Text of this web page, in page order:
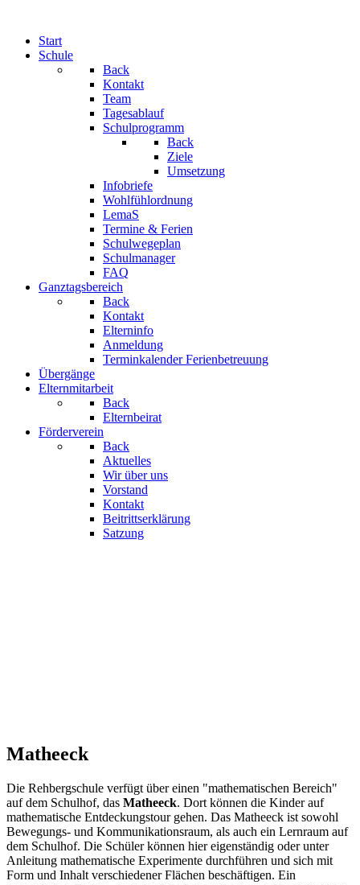
Start
Schule
Back
Kontakt
Team
Tagesablauf
Schulprogramm
Back
Ziele
Umsetzung
Infobriefe
Wohlfühlordnung
LemaS
Termine & Ferien
Schulwegeplan
Schulmanager
FAQ
Ganztagsbereich
Back
Kontakt
Elterninfo
Anmeldung
Terminkalender Ferienbetreuung
Übergänge
Elternmitarbeit
Back
Elternbeirat
Förderverein
Back
Aktuelles
Wir über uns
Vorstand
Kontakt
Beitrittserklärung
Satzung
Matheeck
Die Rehbergschule verfügt über einen "mathematischen Bereich"
auf dem Schulhof, das Matheeck. Dort können die Kinder auf
mathematische Entdeckungstour gehen. Das Matheeck ist sowohl
Bewegungs- und Kommunikationsraum, als auch ein Lernraum auf
dem Schulhof. Die Schüler können hier eigenständig oder unter
Anleitung mathematische Experimente durchführen und sich mit
Form und Inhalt verschiedener Flächen beschäftigen. Ein